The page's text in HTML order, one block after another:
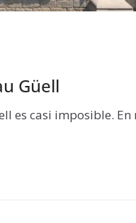
Güell
es casi imposible. En